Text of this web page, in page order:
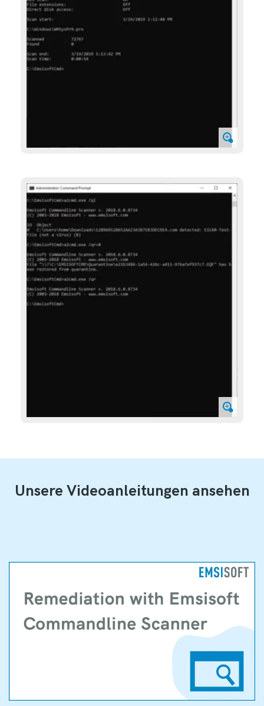
Unsere Videoanleitungen ansehen